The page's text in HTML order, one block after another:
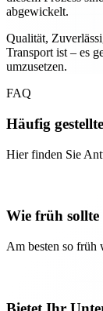
abgewickelt.
Qualität,
Transport ist – es
umzusetzen.
FAQ
Häufig
Hier finden Sie
Wie früh sollte
Am besten so früh